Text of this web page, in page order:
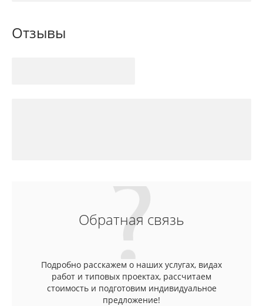
Отзывы
Обратная связь
Подробно расскажем о наших услугах, видах
работ и типовых проектах, рассчитаем
стоимость и подготовим индивидуальное
предложение!